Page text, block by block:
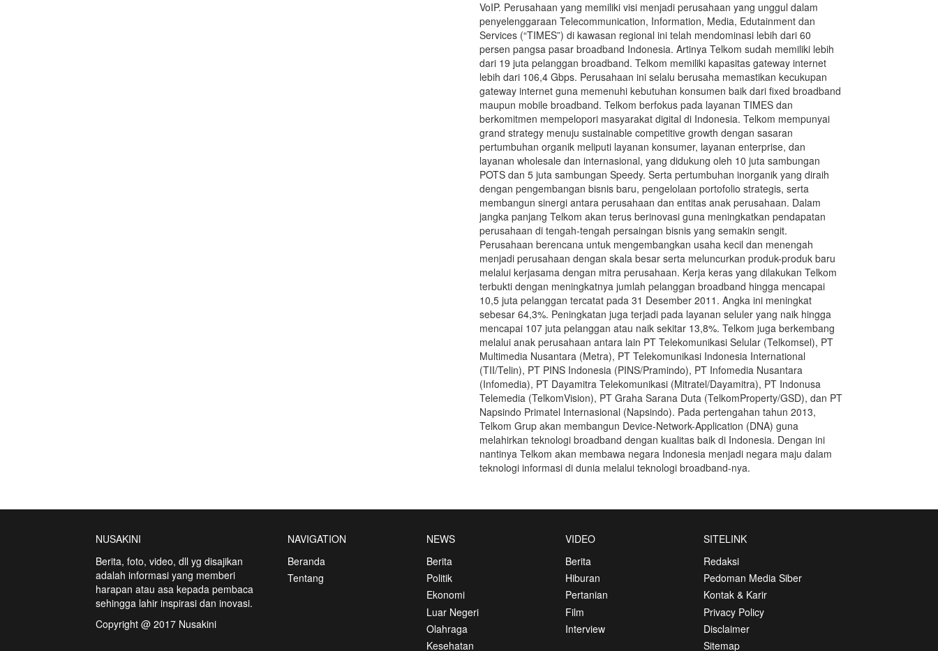
VoIP. Perusahaan yang memiliki visi menjadi perusahaan yang unggul dalam
penyelenggaraan Telecommunication, Information, Media, Edutainment dan
Services (“TIMES”) di kawasan regional ini telah mendominasi lebih dari 60
persen pangsa pasar broadband Indonesia. Artinya Telkom sudah memiliki lebih
dari 19 juta pelanggan broadband. Telkom memiliki kapasitas gateway internet
lebih dari 106,4 Gbps. Perusahaan ini selalu berusaha memastikan kecukupan
gateway internet guna memenuhi kebutuhan konsumen baik dari fixed broadband
maupun mobile broadband. Telkom berfokus pada layanan TIMES dan
berkomitmen mempelopori masyarakat digital di Indonesia. Telkom mempunyai
grand strategy menuju sustainable competitive growth dengan sasaran
pertumbuhan organik meliputi layanan konsumer, layanan enterprise, dan
layanan wholesale dan internasional, yang didukung oleh 10 juta sambungan
POTS dan 5 juta sambungan Speedy. Serta pertumbuhan inorganik yang diraih
dengan pengembangan bisnis baru, pengelolaan portofolio strategis, serta
membangun sinergi antara perusahaan dan entitas anak perusahaan. Dalam
jangka panjang Telkom akan terus berinovasi guna meningkatkan pendapatan
perusahaan di tengah-tengah persaingan bisnis yang semakin sengit.
Perusahaan berencana untuk mengembangkan usaha kecil dan menengah
menjadi perusahaan dengan skala besar serta meluncurkan produk-produk baru
melalui kerjasama dengan mitra perusahaan. Kerja keras yang dilakukan Telkom
terbukti dengan meningkatnya jumlah pelanggan broadband hingga mencapai
10,5 juta pelanggan tercatat pada 31 Desember 2011. Angka ini meningkat
sebesar 64,3%. Peningkatan juga terjadi pada layanan seluler yang naik hingga
mencapai 107 juta pelanggan atau naik sekitar 13,8%. Telkom juga berkembang
melalui anak perusahaan antara lain PT Telekomunikasi Selular (Telkomsel), PT
Multimedia Nusantara (Metra), PT Telekomunikasi Indonesia International
(TII/Telin), PT PINS Indonesia (PINS/Pramindo), PT Infomedia Nusantara
(Infomedia), PT Dayamitra Telekomunikasi (Mitratel/Dayamitra), PT Indonusa
Telemedia (TelkomVision), PT Graha Sarana Duta (TelkomProperty/GSD), dan PT
Napsindo Primatel Internasional (Napsindo). Pada pertengahan tahun 2013,
Telkom Grup akan membangun Device-Network-Application (DNA) guna
melahirkan teknologi broadband dengan kualitas baik di Indonesia. Dengan ini
nantinya Telkom akan membawa negara Indonesia menjadi negara maju dalam
teknologi informasi di dunia melalui teknologi broadband-nya.
NUSAKINI
Berita, foto, video, dll yg disajikan
adalah informasi yang memberi
harapan atau asa kepada pembaca
sehingga lahir inspirasi dan inovasi.
Copyright @ 2017 Nusakini
NAVIGATION
Beranda
Tentang
NEWS
Berita
Politik
Ekonomi
Luar Negeri
Olahraga
Kesehatan
VIDEO
Berita
Hiburan
Pertanian
Film
Interview
SITELINK
Redaksi
Pedoman Media Siber
Kontak & Karir
Privacy Policy
Disclaimer
Sitemap